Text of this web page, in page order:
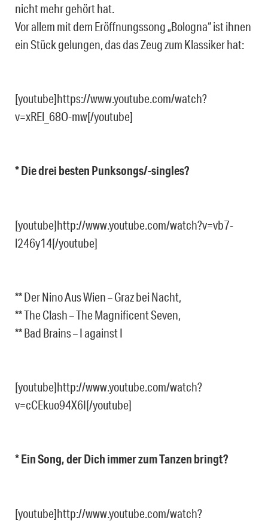
nicht mehr gehört hat.
Vor allem mit dem Eröffnungssong „Bologna“ ist ihnen
ein Stück gelungen, das das Zeug zum Klassiker hat:
[youtube]https://www.youtube.com/watch?
v=xREl_68O-mw[/youtube]
* Die drei besten Punksongs/-singles?
[youtube]http://www.youtube.com/watch?v=vb7-
l246y14[/youtube]
** Der Nino Aus Wien – Graz bei Nacht,
** The Clash – The Magnificent Seven,
** Bad Brains – I against I
[youtube]http://www.youtube.com/watch?
v=cCEkuo94X6I[/youtube]
* Ein Song, der Dich immer zum Tanzen bringt?
[youtube]http://www.youtube.com/watch?